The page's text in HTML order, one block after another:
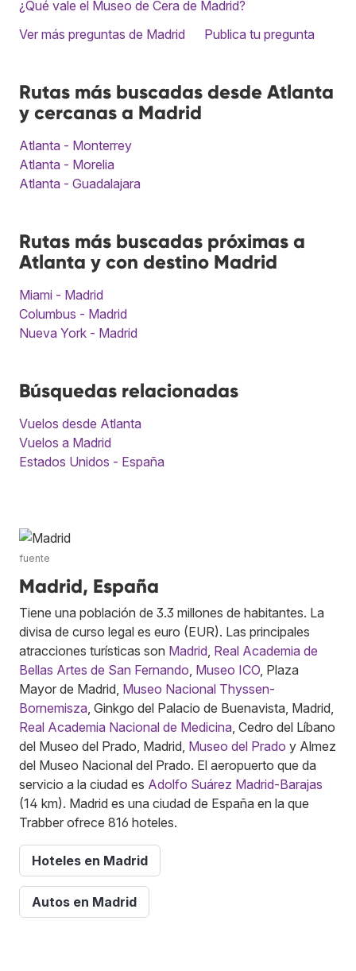
¿Qué vale el Museo de Cera de Madrid?
Ver más preguntas de Madrid
Publica tu pregunta
Rutas más buscadas desde Atlanta
y cercanas a Madrid
Atlanta - Monterrey
Atlanta - Morelia
Atlanta - Guadalajara
Rutas más buscadas próximas a
Atlanta y con destino Madrid
Miami - Madrid
Columbus - Madrid
Nueva York - Madrid
Búsquedas relacionadas
Vuelos desde Atlanta
Vuelos a Madrid
Estados Unidos - España
fuente
Madrid, España
Tiene una población de 3.3 millones de habitantes. La
divisa de curso legal es euro (EUR). Las principales
atracciones turísticas son Madrid, Real Academia de
Bellas Artes de San Fernando, Museo ICO, Plaza
Mayor de Madrid, Museo Nacional Thyssen-
Bornemisza, Ginkgo del Palacio de Buenavista, Madrid,
Real Academia Nacional de Medicina, Cedro del Líbano
del Museo del Prado, Madrid, Museo del Prado y Almez
del Museo Nacional del Prado. El aeropuerto que da
servicio a la ciudad es Adolfo Suárez Madrid-Barajas
(14 km). Madrid es una ciudad de España en la que
Trabber ofrece 816 hoteles.
Hoteles en Madrid
Autos en Madrid